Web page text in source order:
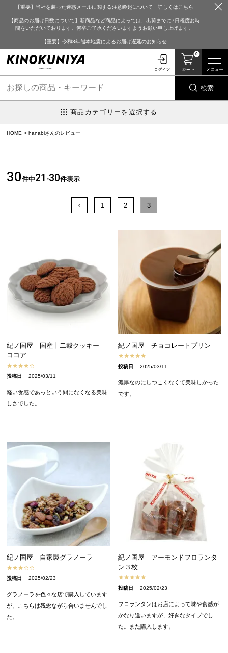
【重要】当社を装った迷惑メールに関する注意喚起について 詳しくはこちら
【商品のお届け日数について】新商品など商品によっては、出荷までに7日程度お時
間をいただいております。何卒ご了承くださいますようお願い申し上げます。
【重要】令和8年熊本地震によるお届け遅延のお知らせ
0
検索
商品カテゴリーを選択する
HOME hanabiさんのレビュー
30件中21 -30件表示
1 2 3
紀ノ国屋 国産十二穀クッキー
ココア
投稿日 2025/03/11
軽い食感であっという間になくなる美味
しさでした。
紀ノ国屋 チョコレートプリン
投稿日 2025/03/11
濃厚なのにしつこくなくて美味しかった
です。
紀ノ国屋 自家製グラノーラ
投稿日 2025/02/23
グラノーラを色々な店で購入しています
が、こちらは残念ながら合いませんでし
た。
紀ノ国屋 アーモンドフロランタ
ン３枚
投稿日 2025/02/23
フロランタンはお店によって味や食感が
かなり違いますが、好きなタイプでし
た。また購入します。